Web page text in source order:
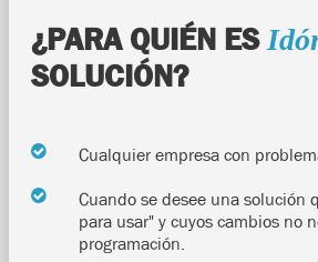
¿PARA QUIÉN ES
SOLUCIÓN?
Cualquier empresa con
Cuando se desee una solución
para usar" y cuyos cambios no
programación.